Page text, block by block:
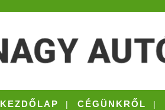
KEZDŐLAP CÉGÜNKRŐL